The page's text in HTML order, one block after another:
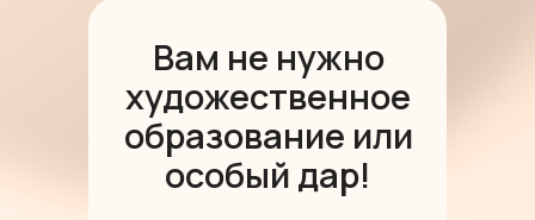
Вам не нужно
художественное
образование или
особый дар!